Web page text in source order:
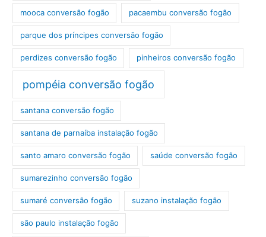
mooca conversão fogão pacaembu conversão fogão
parque dos príncipes conversão fogão
perdizes conversão fogão pinheiros conversão fogão
pompéia conversão fogão
santana conversão fogão
santana de parnaíba instalação fogão
santo amaro conversão fogão saúde conversão fogão
sumarezinho conversão fogão
sumaré conversão fogão suzano instalação fogão
são paulo instalação fogão